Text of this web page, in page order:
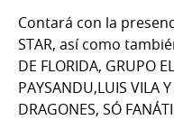
2019
Contará con la
STAR, así como
DE FLORIDA, GRUPO
PAYSANDU,LUIS VILA
DRAGONES, SÓ